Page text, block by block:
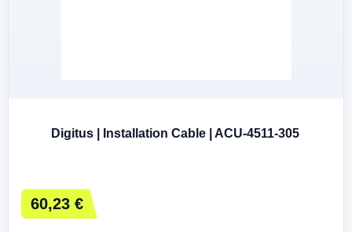
Digitus | Installation Cable | ACU-4511-305
60,23 €